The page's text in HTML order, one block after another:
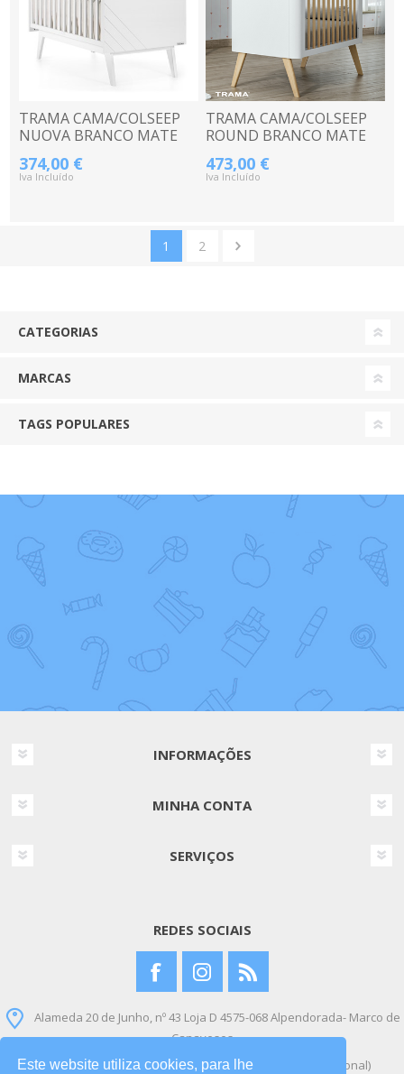
Este website utiliza cookies, para lhe
TRAMA CAMA/COLSEEP
NUOVA BRANCO MATE
374,00 €
Iva Incluído
TRAMA CAMA/COLSEEP
ROUND BRANCO MATE
473,00 €
Iva Incluído
1 2
CATEGORIAS
MARCAS
TAGS POPULARES
INFORMAÇÕES
MINHA CONTA
SERVIÇOS
REDES SOCIAIS
Alameda 20 de Junho, nº 43 Loja D 4575-068 Alpendorada- Marco de
Canaveses
+351 912 954 400 (Chamada para a rede móvel nacional)